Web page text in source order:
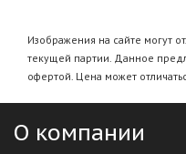
Изображения на сайте могут
текущей партии. Данное
офертой. Цена может
О компании